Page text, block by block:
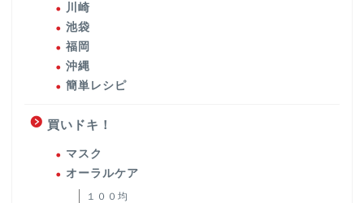
川崎
池袋
福岡
沖縄
簡単レシピ
買いドキ！
マスク
オーラルケア
１００均